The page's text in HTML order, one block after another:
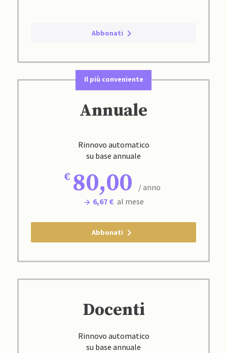
Abbonati
Il più conveniente
Annuale
Rinnovo automatico
su base annuale
80,00
/ anno
6,67 € al mese
Abbonati
Docenti
Rinnovo automatico
su base annuale